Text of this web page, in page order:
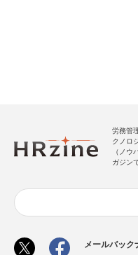
労務管
クノロ
（ノ
ガジン
メールバック